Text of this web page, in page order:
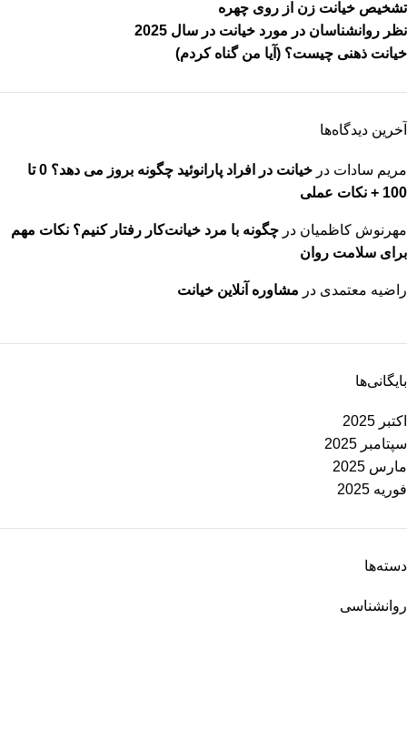
تشخیص خیانت زن از روی چهره
نظر روانشناسان در مورد خیانت در سال 2025
خیانت ذهنی چیست؟ (آیا من گناه کردم)
آخرین دیدگاه‌ها
مریم سادات در
خیانت در افراد پارانوئید چگونه بروز می دهد؟ 0 تا
100 + نکات عملی
مهرنوش کاظمیان در چگونه با مرد خیانت‌کار رفتار کنیم؟ نکات مهم
برای سلامت روان
راضیه معتمدی در مشاوره آنلاین خیانت
بایگانی‌ها
اکتبر 2025
سپتامبر 2025
مارس 2025
فوریه 2025
دسته‌ها
روانشناسی